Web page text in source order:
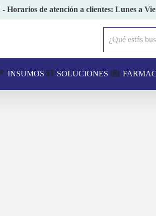
- Horarios de atención a clientes: Lunes a
INSUMOS SOLUCIONES